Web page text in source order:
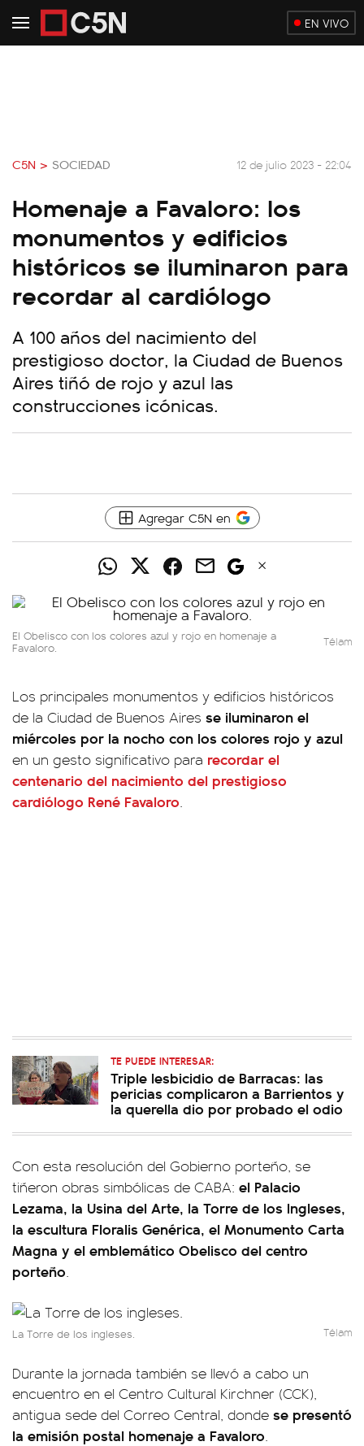
EN VIVO
C5N > SOCIEDAD 12 de julio 2023 - 22:04
Homenaje a Favaloro: los
monumentos y edificios
históricos se iluminaron para
recordar al cardiólogo
A 100 años del nacimiento del
prestigioso doctor, la Ciudad de Buenos
Aires tiñó de rojo y azul las
construcciones icónicas.
Agregar C5N en
El Obelisco con los colores azul y rojo en homenaje a
Favaloro. Télam
Los principales monumentos y edificios históricos
de la Ciudad de Buenos Aires se iluminaron el
miércoles por la nocho con los colores rojo y azul
en un gesto significativo para recordar el
centenario del nacimiento del prestigioso
cardiólogo René Favaloro.
TE PUEDE INTERESAR:
Triple lesbicidio de Barracas: las
pericias complicaron a Barrientos y
la querella dio por probado el odio
Con esta resolución del Gobierno porteño, se
tiñeron obras simbólicas de CABA: el Palacio
Lezama, la Usina del Arte, la Torre de los Ingleses,
la escultura Floralis Genérica, el Monumento Carta
Magna y el emblemático Obelisco del centro
porteño.
La Torre de los ingleses. Télam
Durante la jornada también se llevó a cabo un
encuentro en el Centro Cultural Kirchner (CCK),
antigua sede del Correo Central, donde se presentó
la emisión postal homenaje a Favaloro.